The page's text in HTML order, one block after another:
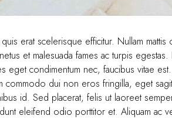
erat scelerisque efficitur. Nullam
et malesuada fames ac turpis
eget condimentum nec, faucibus vitae
commodo dui non eros fringilla, eget
id. Sed placerat, felis ut laoreet
eleifend odio porttitor et. Aliquam ac